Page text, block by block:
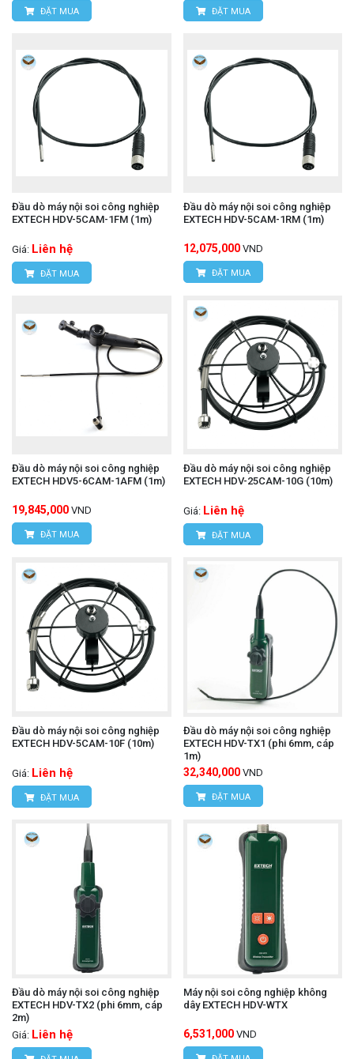
ĐẶT MUA ĐẶT MUA
Đầu dò máy nội soi công nghiệp
EXTECH HDV-5CAM-1FM (1m)
Giá: Liên hệ
ĐẶT MUA
Đầu dò máy nội soi công nghiệp
EXTECH HDV-5CAM-1RM (1m)
12,075,000 VND
ĐẶT MUA
Đầu dò máy nội soi công nghiệp
EXTECH HDV5-6CAM-1AFM (1m)
19,845,000 VND
ĐẶT MUA
Đầu dò máy nội soi công nghiệp
EXTECH HDV-25CAM-10G (10m)
Giá: Liên hệ
ĐẶT MUA
Đầu dò máy nội soi công nghiệp
EXTECH HDV-5CAM-10F (10m)
Giá: Liên hệ
ĐẶT MUA
Đầu dò máy nội soi công nghiệp
EXTECH HDV-TX1 (phi 6mm, cáp
1m)
32,340,000 VND
ĐẶT MUA
Đầu dò máy nội soi công nghiệp
EXTECH HDV-TX2 (phi 6mm, cáp
2m)
Giá: Liên hệ
Máy nội soi công nghiệp không
dây EXTECH HDV-WTX
6,531,000 VND